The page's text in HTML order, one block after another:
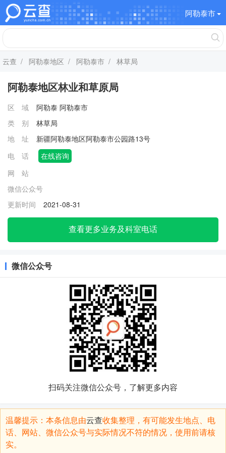
阿勒泰市
云查 / 阿勒泰地区 / 阿勒泰市 / 林草局
阿勒泰地区林业和草原局
区 域 阿勒泰 阿勒泰市
类 别
林草局
地 址
新疆阿勒泰地区阿勒泰市公园路13号
电 话
在线咨询
网 站
微信公众号
更新时间
2021-08-31
查看更多业务及科室电话
微信公众号
扫码关注微信公众号，了解更多内容
温馨提示：本条信息由云查收集整理，有可能发生地点、电
话、网站、微信公众号与实际情况不符的情况，使用前请核
实。